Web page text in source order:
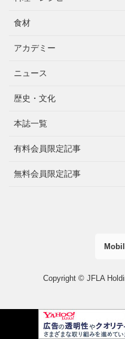
食材
アカデミー
ニュース
歴史・文化
本誌一覧
有料会員限定記事
無料会員限定記事
Copyright © JFLA